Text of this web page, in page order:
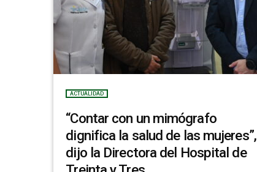
ACTUALIDAD
“Contar con un mimógrafo
dignifica la salud de las mujeres”,
dijo la Directora del Hospital de